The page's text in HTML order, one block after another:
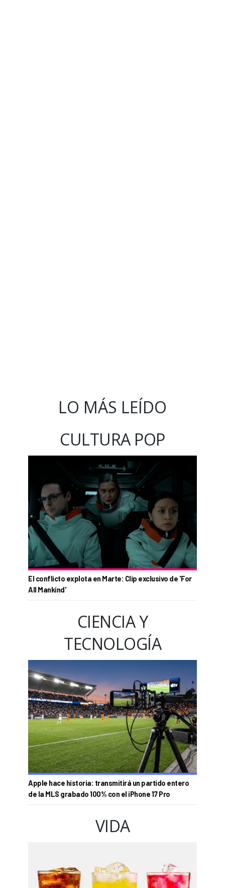
LO MÁS LEÍDO
CULTURA POP
El conflicto explota en Marte: Clip exclusivo de 'For
All Mankind'
CIENCIA Y
TECNOLOGÍA
Apple hace historia: transmitirá un partido entero
de la MLS grabado 100% con el iPhone 17 Pro
VIDA